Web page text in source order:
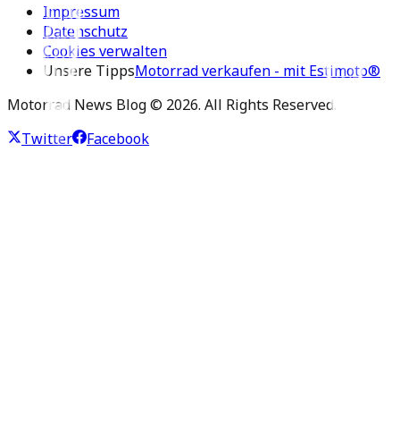
Impressum
Datenschutz
Cookies verwalten
Unsere TippsMotorrad verkaufen - mit Estimoto®
Motorrad News Blog © 2026. All Rights Reserved.
Twitter
Facebook